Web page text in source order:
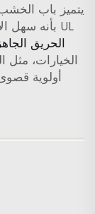
UL بأنه سهل الاستخدام جدًا، وكذلك منتج Xunzhong
الحريق
الخيارات، مثل
أولوية